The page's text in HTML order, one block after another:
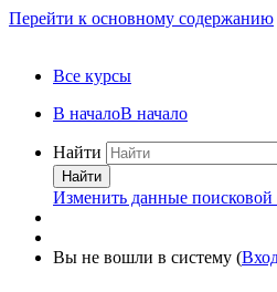
Перейти к основному содержанию
Все курсы
В началоВ начало
Найти
Найти
Изменить данные поисковой
Вы не вошли в систему (